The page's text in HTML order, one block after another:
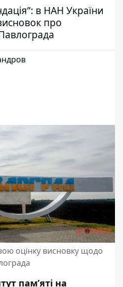
в НАН України
про
оцінку висновку щодо
пам’яті на